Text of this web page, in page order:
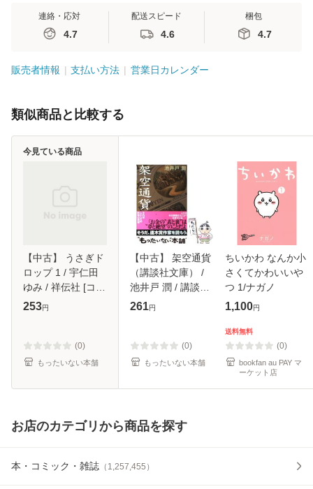
連絡・応対
4.7
配送スピード
4.6
梱包
4.7
販売者情報 支払い方法 営業日カレンダー
類似商品と比較する
【中古】 うさぎド
ロップ 1 / 宇仁田
ゆみ / 祥伝社 [コミ
ック]【メール便送
253円
(0)
もったいない本舗
今見ている商品
【中古】 架空通貨
（講談社文庫） /
池井戸 潤 / 講談社
[文庫]【メール便送
261円
(0)
もったいない本舗
ちいかわ なんか小
さくてかわいいや
つ 1/ナガノ
1,100円
送料無料
(0)
bookfan au PAY マ
ーケット店
お店のカテゴリから商品を探す
本・コミック・雑誌 （ 1,257,455 ）